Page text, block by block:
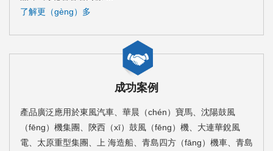
了解更（gèng）多
成功案例
產品廣泛應用於東風汽車、華晨（chén）寶馬、沈陽鼓風
（fēng）機集團、陝西（xī）鼓風（fēng）機、大連華銳風
電、太原重型集團、上 海造船、青島四方（fāng）機車、青島